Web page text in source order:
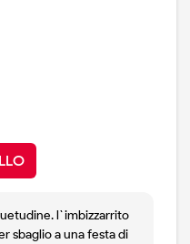
l`imbizzarrito
sbaglio a una festa di